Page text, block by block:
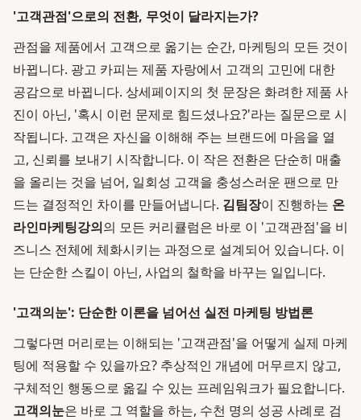
'고객관점'으로의 전환, 무엇이 달라지는가?
관점을 제품에서 고객으로 옮기는 순간, 마케팅의 모든 것이
바뀝니다. 광고 카피는 제품 자랑에서 고객의 고민에 대한
공감으로 바뀝니다. 상세페이지의 첫 문장은 화려한 제품 사
진이 아닌, '혹시 이런 문제로 힘드셨나요?'라는 질문으로 시
작됩니다. 고객은 자신을 이해해 주는 브랜드에 마음을 열
고, 신뢰를 보내기 시작합니다. 이 작은 전환은 단순히 매출
을 올리는 것을 넘어, 일회성 고객을 충성스러운 팬으로 만
드는 결정적인 차이를 만들어냅니다. 김팀장이 진행하는 온
라인마케팅강의의 모든 커리큘럼은 바로 이 '고객관점'을 비
즈니스 전체에 체화시키는 과정으로 설계되어 있습니다. 이
는 단순한 스킬이 아닌, 사업의 철학을 바꾸는 일입니다.
'고객의눈': 단순한 이론을 넘어선 실전 마케팅 방법론
그렇다면 머리로는 이해되는 '고객관점'을 어떻게 실제 마케
팅에 적용할 수 있을까요? 추상적인 개념에 머무르지 않고,
구체적인 행동으로 옮길 수 있는 프레임워크가 필요합니다.
고객의눈은 바로 그 역할을 하는, 수천 명의 성공 사례로 검